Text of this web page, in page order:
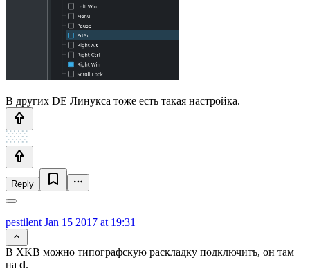
В других DE Линукса тоже есть такая настройка.
Reply
pestilent Jan 15 2017 at 19:31
В XKB можно типографскую раскладку подключить, он там
на d.